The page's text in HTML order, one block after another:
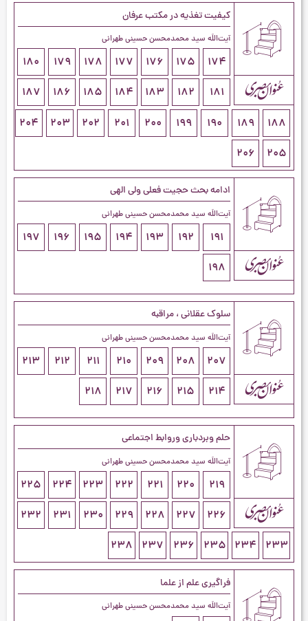
کیفیت تغذیه در مکتب عرفان
آیت‌اللَه سید محمدمحسن حسینی طهرانی
174
175
176
177
178
179
180
181
182
183
184
185
186
187
188
189
190
199
200
201
202
203
204
205
206
ادامه بحث حجیت فعلی ولی الهی
آیت‌اللَه سید محمدمحسن حسینی طهرانی
191
192
193
194
195
196
197
198
سلوک عقلانی ، مراقبه
آیت‌اللَه سید محمدمحسن حسینی طهرانی
207
208
209
210
211
212
213
214
215
216
217
218
حلم وبردباری وروابط اجتماعی
آیت‌اللَه سید محمدمحسن حسینی طهرانی
219
220
221
222
223
224
225
226
227
228
229
230
231
232
233
234
235
236
237
238
فراگیری علم از علما
آیت‌اللَه سید محمدمحسن حسینی طهرانی